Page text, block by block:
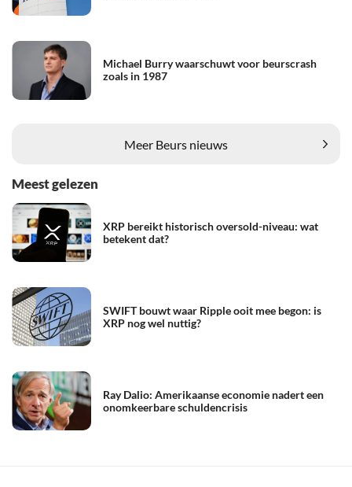
Michael Burry waarschuwt voor beurscrash
zoals in 1987
Meer Beurs nieuws
Meest gelezen
XRP bereikt historisch oversold-niveau: wat
betekent dat?
SWIFT bouwt waar Ripple ooit mee begon: is
XRP nog wel nuttig?
Ray Dalio: Amerikaanse economie nadert een
onomkeerbare schuldencrisis